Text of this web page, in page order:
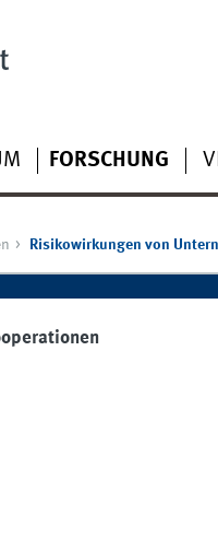
FORSCHUNG
Risikowirkungen von